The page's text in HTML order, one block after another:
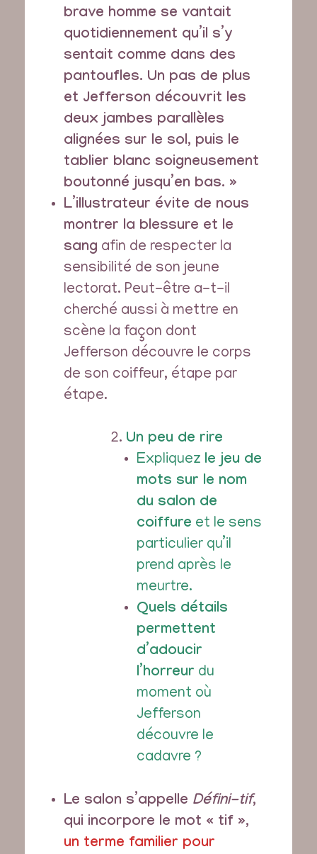
brave homme se vantait
quotidiennement qu’il s’y
sentait comme dans des
pantoufles. Un pas de plus
et Jefferson découvrit les
deux jambes parallèles
alignées sur le sol, puis le
tablier blanc soigneusement
boutonné jusqu’en bas. »
L’illustrateur évite de nous
montrer la blessure et le
sang afin de respecter la
sensibilité de son jeune
lectorat. Peut-être a-t-il
cherché aussi à mettre en
scène la façon dont
Jefferson découvre le corps
de son coiffeur, étape par
étape.
Un peu de rire
Expliquez le jeu de
mots sur le nom
du salon de
coiffure et le sens
particulier qu’il
prend après le
meurtre.
Quels détails
permettent
d’adoucir
l’horreur du
moment où
Jefferson
découvre le
cadavre ?
Le salon s’appelle Défini-tif,
qui incorpore le mot « tif »,
un terme familier pour